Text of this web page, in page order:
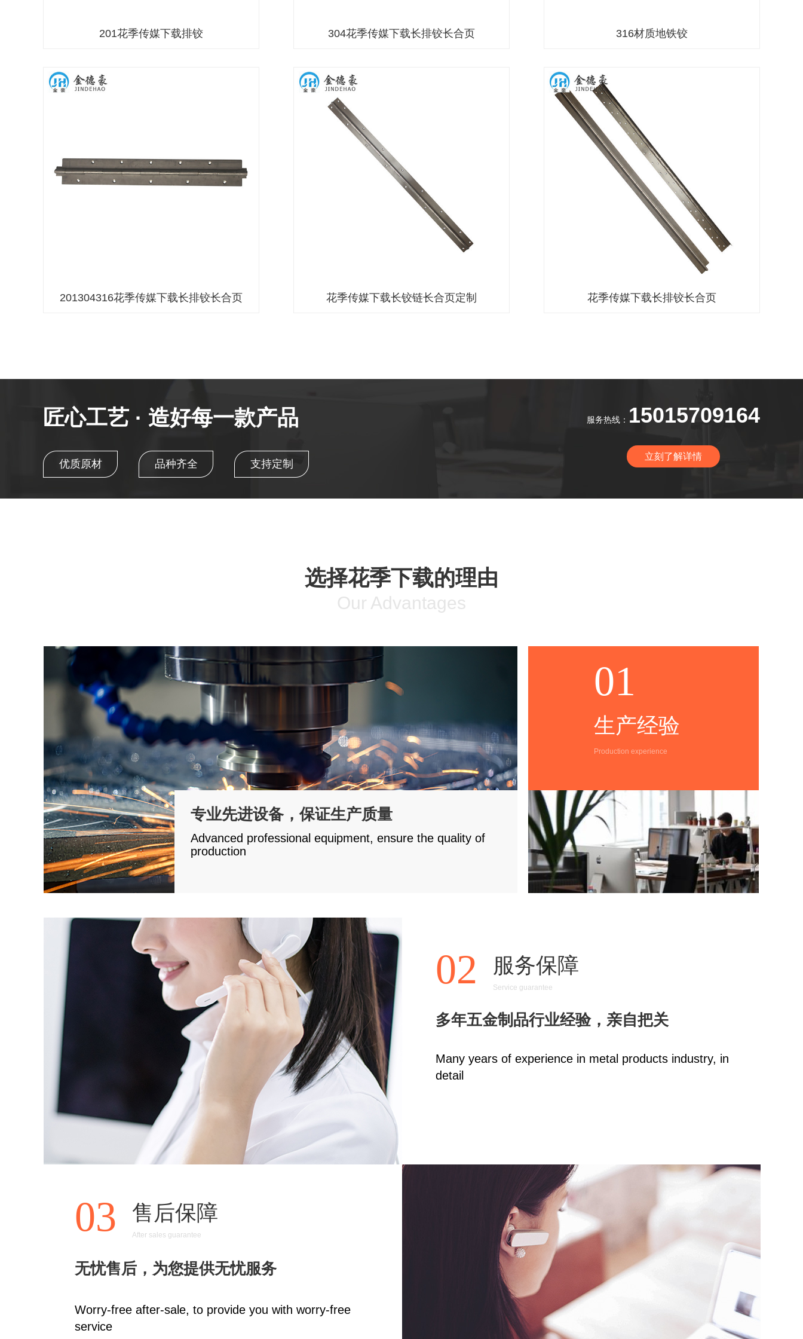
201花季传媒下载排铰 304花季传媒下载长排铰长合页 316材质地铁铰
201304316花季传媒下载长排铰长合页 花季传媒下载长铰链长合页定制 花季传媒下载长排铰长合页
匠心工艺 · 造好每一款产品
优质原材 品种齐全 支持定制
服务热线： 15015709164
立刻了解详情
1
选择花季下载的理由
Our Advantages
专业先进设备，保证生产质量
多年五金制品行业经验，亲自把关
无忧售后，为您提供无忧服务
Advanced professional equipment, ensure the quality of
production
Many years of experience in metal products industry, in
detail
Worry-free after-sale, to provide you with worry-free
service
01
02
03
生产经验
Production experience
服务保障
售后保障
Service guarantee
After sales guarantee